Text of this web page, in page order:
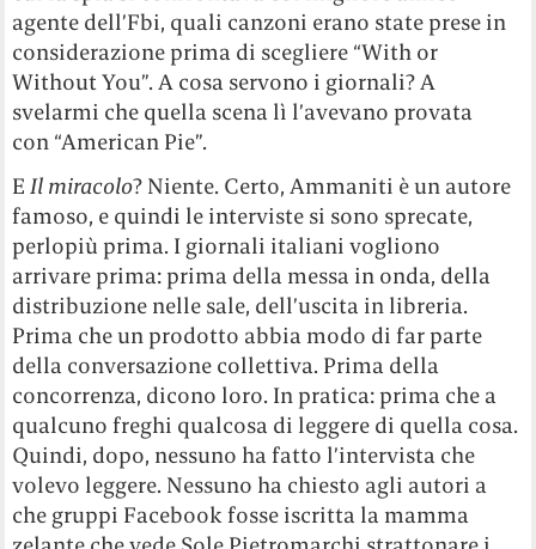
agente dell’Fbi, quali canzoni erano state prese in
considerazione prima di scegliere “With or
Without You”. A cosa servono i giornali? A
svelarmi che quella scena lì l’avevano provata
con “American Pie”.
EIl miracolo? Niente. Certo, Ammaniti è un autore
famoso, e quindi le interviste si sono sprecate,
perlopiù prima. I giornali italiani vogliono
arrivare prima: prima della messa in onda, della
distribuzione nelle sale, dell’uscita in libreria.
Prima che un prodotto abbia modo di far parte
della conversazione collettiva. Prima della
concorrenza, dicono loro. In pratica: prima che a
qualcuno freghi qualcosa di leggere di quella cosa.
Quindi, dopo, nessuno ha fatto l’intervista che
volevo leggere. Nessuno ha chiesto agli autori a
che gruppi Facebook fosse iscritta la mamma